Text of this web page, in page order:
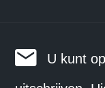
U kunt